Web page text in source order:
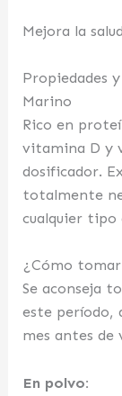
Mejora la
Propiedades
Marino
Rico en
vitamina D y
dosificador.
totalmente
cualquier tipo
¿Cómo
Se aconseja
este período,
mes antes de
En polvo: